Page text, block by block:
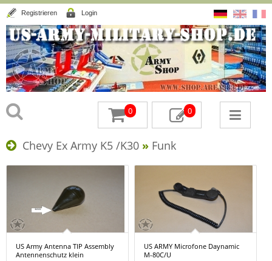
Registrieren Login
0 0
Chevy Ex Army K5 /K30 » Funk
US Army Antenna TIP Assembly
Antennenschutz klein
US ARMY Microfone Daynamic
M-80C/U